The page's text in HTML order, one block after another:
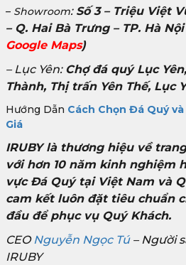
– Showroom: Số 3 – Triệu Việt
– Q. Hai Bà Trưng – TP. Hà Nội
Google Maps)
– Lục Yên: Chợ đá quý Lục
Thành, Thị trấn Yên Thế, Lục
Hướng Dẫn Cách Chọn Đá Quý
Giá
IRUBY là thương hiệu về
với hơn 10 năm kinh nghiệm
vực Đá Quý tại Việt Nam và
cam kết luôn đặt tiêu chuẩn
đầu để phục vụ Quý Khách.
CEONguyễn Ngọc Tú– Người
IRUBY